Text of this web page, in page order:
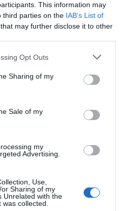
This information may
third parties on the IAB’s List of
that may further disclose it to other
Opt Outs
Sharing of my
Sale of my
my
Advertising.
Use,
Sharing of my
Unrelated with the
collected.
i el seu pes econòmic és
local, ja que s'estima
un exemple d'economia
dos trets que van en
actual de Gant.
disposa d'un centenar
poden proporcionar
llars en un any.
iniciatives com
indústries locals i el port a
emès per les